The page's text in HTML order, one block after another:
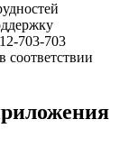
703-703
соответствии